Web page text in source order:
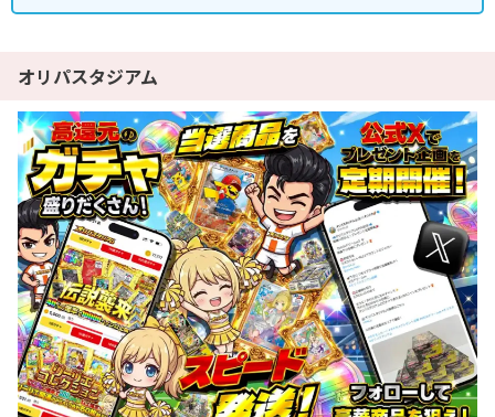
オリパスタジアム